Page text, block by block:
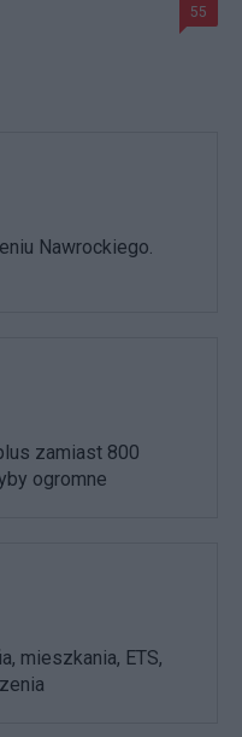
55
Nawrockiego.
zamiast 800
ogromne
mieszkania, ETS,